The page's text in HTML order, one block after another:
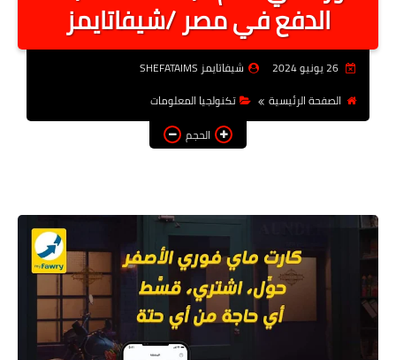
أخبار الرياصة
الطب البديل
خدمات
التعليم
الصحه
الطقس
معلومه قانونيه
الدفع في مصر /شيفاتايمز
26 يونيو 2024
شيفاتايمز SHEFATAIMS
الصفحة الرئيسية
تكنولجيا المعلومات
الحجم